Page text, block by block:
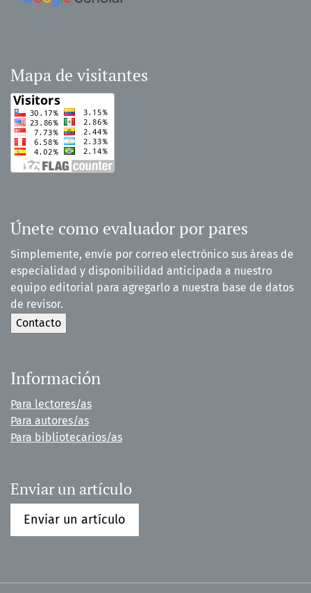
Mapa de visitantes
Únete como evaluador por pares
Simplemente, envíe por correo electrónico sus áreas de
especialidad y disponibilidad anticipada a nuestro
equipo editorial para agregarlo a nuestra base de datos
de revisor.
Información
Para lectores/as
Para autores/as
Para bibliotecarios/as
Enviar un artículo
Enviar un artículo